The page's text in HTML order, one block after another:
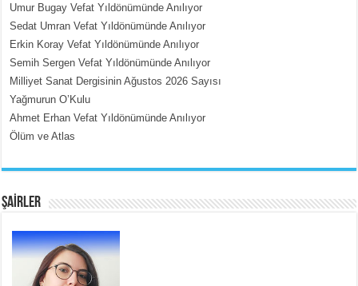
MEHMET ÇOBAN
İçerdeki Put Dışardaki Maskeler...
Umur Bugay Vefat Yıldönümünde Anılıyor
Sedat Umran Vefat Yıldönümünde Anılıyor
Erkin Koray Vefat Yıldönümünde Anılıyor
Semih Sergen Vefat Yıldönümünde Anılıyor
Milliyet Sanat Dergisinin Ağustos 2026 Sayısı
Yağmurun O’Kulu
Ahmet Erhan Vefat Yıldönümünde Anılıyor
Ölüm ve Atlas
ŞAİRLER